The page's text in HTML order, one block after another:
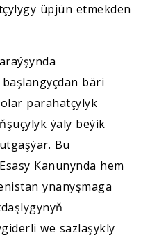
üpjün etmekden
bäri
parahatçylyk
ýaly beýik
Bu
Kanunynda hem
ynanyşmaga
we sazlaşykly